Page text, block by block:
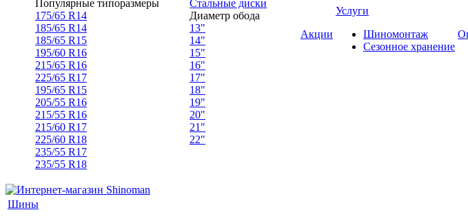
Популярные типоразмеры
175/65 R14
185/65 R14
185/65 R15
195/60 R16
215/65 R16
225/65 R17
195/65 R15
205/55 R16
215/55 R16
215/60 R17
225/60 R18
235/55 R17
235/55 R18
Стальные диски
Диаметр обода
13"
14"
15"
16"
17"
18"
19"
20"
21"
22"
Акции
Услуги
Шиномонтаж
Сезонное хранение
Шины